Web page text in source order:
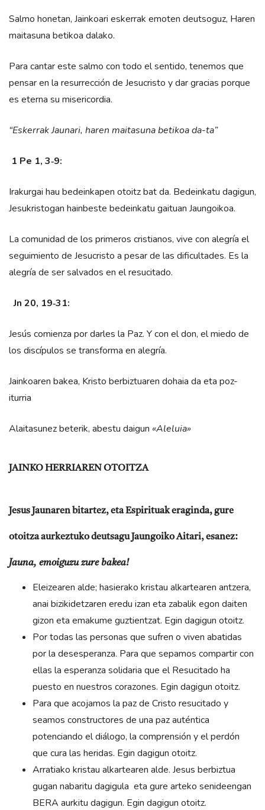
Salmo honetan, Jainkoari eskerrak emoten deutsoguz, Haren
maitasuna betikoa dalako.
Para cantar este salmo con todo el sentido, tenemos que
pensar en la resurrección de Jesucristo y dar gracias porque
es eterna su misericordia.
“Eskerrak Jaunari, haren maitasuna betikoa da-ta”
1 Pe 1, 3‑9:
Irakurgai hau bedeinkapen otoitz bat da. Bedeinkatu dagigun,
Jesukristogan hainbeste bedeinkatu gaituan Jaungoikoa.
La comunidad de los primeros cristianos, vive con alegría el
seguimiento de Jesucristo a pesar de las dificultades. Es la
alegría de ser salvados en el resucitado.
Jn 20, 19‑31:
Jesús comienza por darles la Paz. Y con el don, el miedo de
los discípulos se transforma en alegría.
Jainkoaren bakea, Kristo berbiztuaren dohaia da eta poz-
iturria
Alaitasunez beterik, abestu daigun «Aleluia»
JAINKO HERRIAREN OTOITZA
Jesus Jaunaren bitartez, eta Espirituak eraginda, gure
otoitza aurkeztuko deutsagu Jaungoiko Aitari, esanez:
Jauna, emoiguzu zure bakea!
Eleizearen alde; hasierako kristau alkartearen antzera,
anai bizikidetzaren eredu izan eta zabalik egon daiten
gizon eta emakume guztientzat. Egin dagigun otoitz.
Por todas las personas que sufren o viven abatidas
por la desesperanza. Para que sepamos compartir con
ellas la esperanza solidaria que el Resucitado ha
puesto en nuestros corazones. Egin dagigun otoitz.
Para que acojamos la paz de Cristo resucitado y
seamos constructores de una paz auténtica
potenciando el diálogo, la comprensión y el perdón
que cura las heridas. Egin dagigun otoitz.
Arratiako kristau alkartearen alde. Jesus berbiztua
gugan nabaritu dagigula eta gure arteko senideengan
BERA aurkitu dagigun. Egin dagigun otoitz.